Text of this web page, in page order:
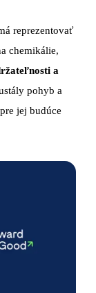
reprezentovať
chemikálie,
a
pohyb a
jej budúce